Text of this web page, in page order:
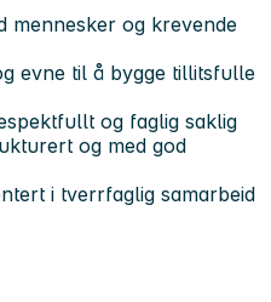
mennesker og krevende
evne til å bygge tillitsfulle
og faglig saklig
og med god
i tverrfaglig samarbeid